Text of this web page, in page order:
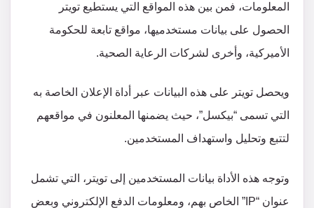
المعلومات، فمن بين هذه المواقع التي يستطيع تويتر
الحصول على بيانات مستخدميها، مواقع تابعة للحكومة
الأميركية، وأخرى لشركات الرعاية الصحية.
ويحصل تويتر على هذه البيانات عبر أداة الإعلان الخاصة به
التي تسمى “بيكسل”، حيث يضمنها المعلنون في مواقعهم
لتتبع وتحليل واستهداف المستخدمين.
وتوجه هذه الأداة بيانات المستخدمين إلى تويتر، التي تشمل
عنوان “IP” الخاص بهم، ومعلومات الدفع الإلكتروني وبعض